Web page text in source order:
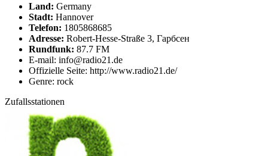
Land: Germany
Stadt: Hannover
Telefon: 1805868685
Adresse: Robert-Hesse-Straße 3, Гарбсен
Rundfunk: 87.7 FM
E-mail: info@radio21.de
Offizielle Seite: http://www.radio21.de/
Genre: rock
Zufallsstationen